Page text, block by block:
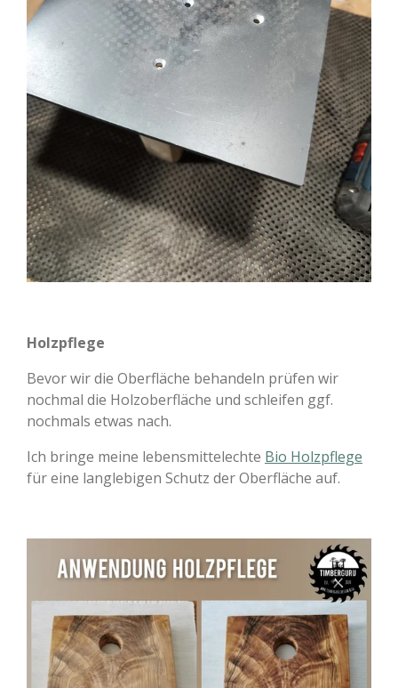
Holzpflege
Bevor wir die Oberfläche behandeln prüfen wir
nochmal die Holzoberfläche und schleifen ggf.
nochmals etwas nach.
Ich bringe meine lebensmittelechte Bio Holzpflege
für eine langlebigen Schutz der Oberfläche auf.